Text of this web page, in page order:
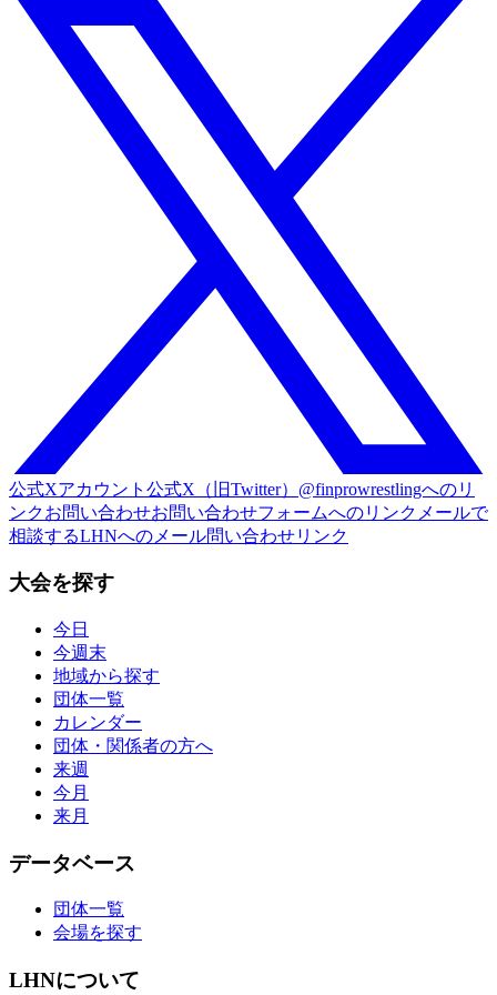
公式Xアカウント 公式X（旧Twitter）@finprowrestlingへのリ
ンクお問い合わせお問い合わせフォームへのリンク メールで
相談するLHNへのメール問い合わせリンク
大会を探す
今日
今週末
地域から探す
団体一覧
カレンダー
団体・関係者の方へ
来週
今月
来月
データベース
団体一覧
会場を探す
LHNについて